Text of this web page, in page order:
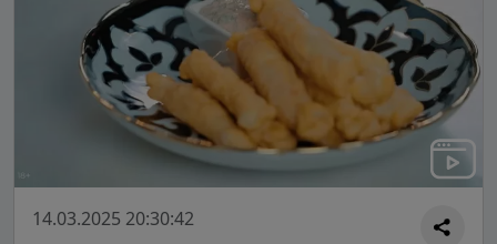
14.03.2025 20:30:42